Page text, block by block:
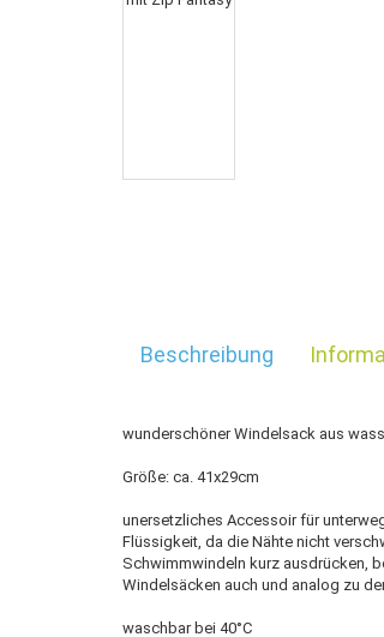
Beschreibung
wunderschöner Windelsack aus
Größe: ca. 41x29cm
unersetzliches Accessoir für
Flüssigkeit, da die Nähte nicht
Schwimmwindeln kurz ausdrücken,
Windelsäcken auch und analog zu
waschbar bei 40°C